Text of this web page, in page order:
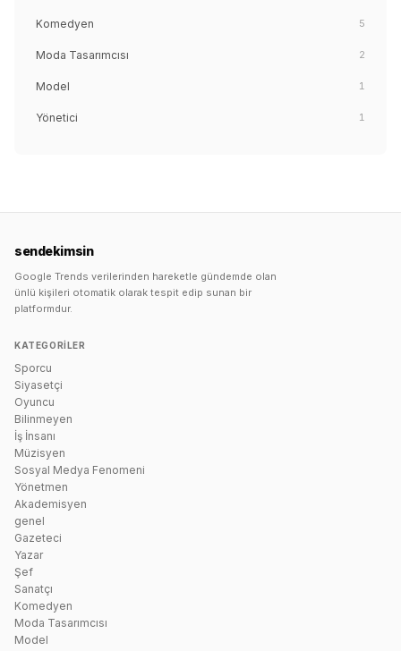
Komedyen 5
Moda Tasarımcısı 2
Model 1
Yönetici 1
sendekimsin
Google Trends verilerinden hareketle gündemde olan
ünlü kişileri otomatik olarak tespit edip sunan bir
platformdur.
KATEGORILER
Sporcu
Siyasetçi
Oyuncu
Bilinmeyen
İş İnsanı
Müzisyen
Sosyal Medya Fenomeni
Yönetmen
Akademisyen
genel
Gazeteci
Yazar
Şef
Sanatçı
Komedyen
Moda Tasarımcısı
Model